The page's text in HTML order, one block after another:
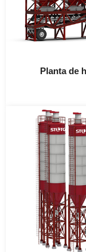
Planta de